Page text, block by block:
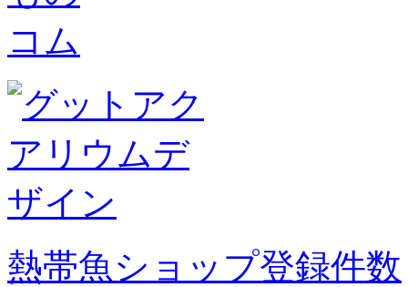
熱帯魚ショップ登録件数